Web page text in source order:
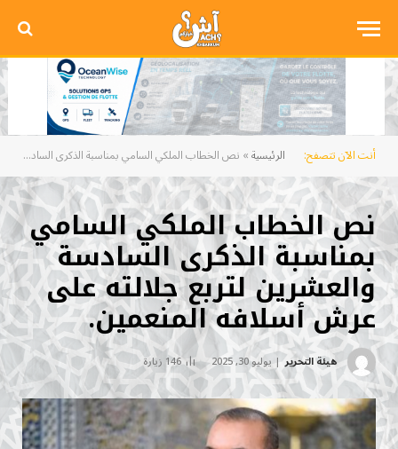
أنت الآن تتصفح: الرئيسية» نص الخطاب الملكي السامي بمناسبة الذكرى السادسة والعشرين لتربع جلالته على عرش أسلافه المنعمين.
نص الخطاب الملكي السامي
بمناسبة الذكرى السادسة
والعشرين لتربع جلالته على
عرش أسلافه المنعمين.
هيئة التحرير يوليو 30, 2025 146 زيارة